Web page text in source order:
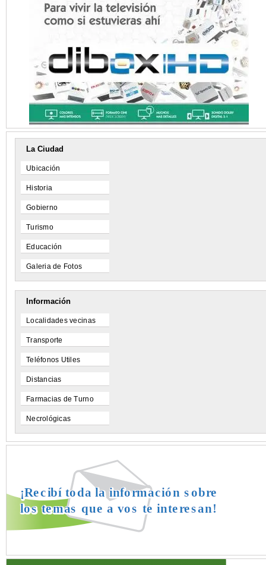
La Ciudad
Ubicación
Historia
Gobierno
Turismo
Educación
Galeria de Fotos
Información
Localidades vecinas
Transporte
Teléfonos Utiles
Distancias
Farmacias de Turno
Necrológicas